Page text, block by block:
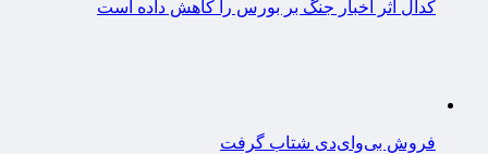
کدال اثر اخبار جنگ بر بورس را کاهش داده است
فروش بی‌وای‌دی شتاب گرفت